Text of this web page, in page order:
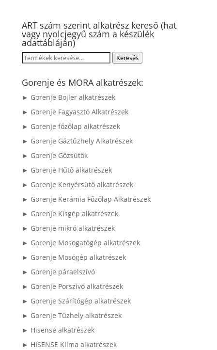
ART szám szerint alkatrész kereső (hat
vagy nyolcjegyű szám a készülék
adattábláján)
Keresés
következőre:
Keresés
Gorenje és MORA alkatrészek:
► Gorenje Bojler alkatrészek
► Gorenje Fagyasztó Alkatrészek
► Gorenje főzőlap alkatrészek
► Gorenje Gáztűzhely Alkatrészek
► Gorenje Gőzsütők
► Gorenje Hűtő alkatrészek
► Gorenje Kenyérsütő alkatrészek
► Gorenje Kerámia Főzőlap Alkatrészek
► Gorenje Kisgép alkatrészek
► Gorenje mikró alkatrészek
► Gorenje Mosogatógép alkatrészek
► Gorenje Mosógép alkatrészek
► Gorenje páraelszívó
► Gorenje Porszívó alkatrészek
► Gorenje Szárítógép alkatrészek
► Gorenje Tűzhely alkatrészek
► Hisense alkatrészek
► HISENSE Klíma alkatrészek